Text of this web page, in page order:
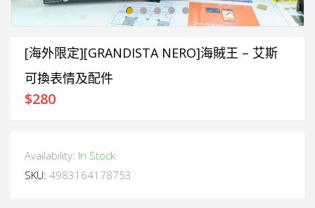
[海外限定][GRANDISTA NERO]海賊王 – 艾斯
可換表情及配件
$280
Availability: In Stock
SKU: 4983164178753